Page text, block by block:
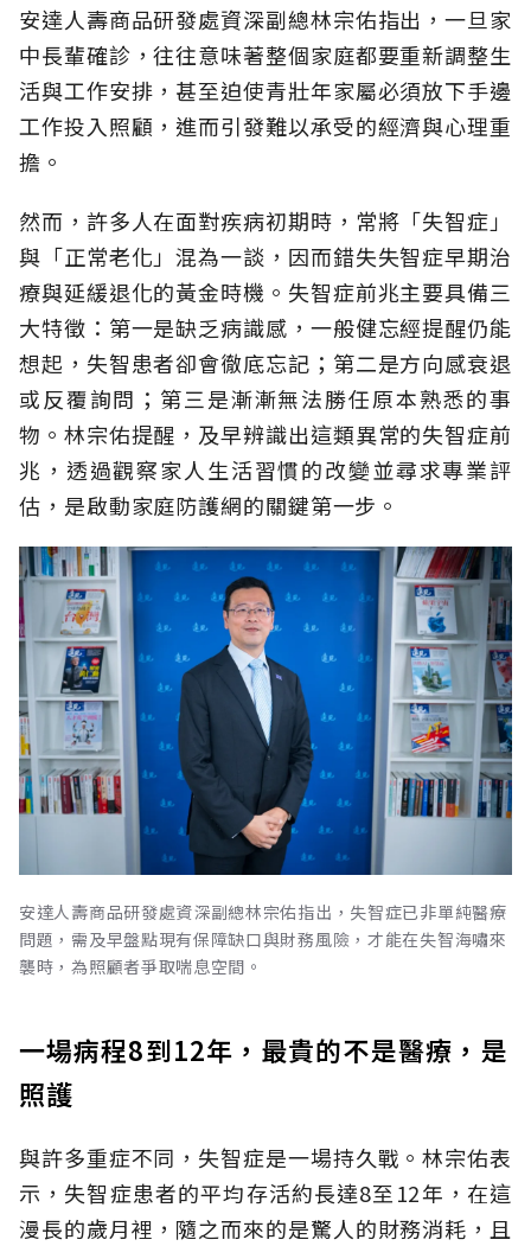
安達人壽商品研發處資深副總林宗佑指出，一旦家
中長輩確診，往往意味著整個家庭都要重新調整生
活與工作安排，甚至迫使青壯年家屬必須放下手邊
工作投入照顧，進而引發難以承受的經濟與心理重
擔。
然而，許多人在面對疾病初期時，常將「失智症」
與「正常老化」混為一談，因而錯失失智症早期治
療與延緩退化的黃金時機。失智症前兆主要具備三
大特徵：第一是缺乏病識感，一般健忘經提醒仍能
想起，失智患者卻會徹底忘記；第二是方向感衰退
或反覆詢問；第三是漸漸無法勝任原本熟悉的事
物。林宗佑提醒，及早辨識出這類異常的失智症前
兆，透過觀察家人生活習慣的改變並尋求專業評
估，是啟動家庭防護網的關鍵第一步。
安達人壽商品研發處資深副總林宗佑指出，失智症已非單純醫療
問題，需及早盤點現有保障缺口與財務風險，才能在失智海嘯來
襲時，為照顧者爭取喘息空間。
一場病程8到12年，最貴的不是醫療，是
照護
與許多重症不同，失智症是一場持久戰。林宗佑表
示，失智症患者的平均存活約長達8至12年，在這
漫長的歲月裡，隨之而來的是驚人的財務消耗，且